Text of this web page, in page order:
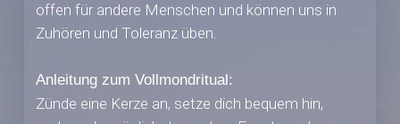
offen für andere Menschen und können uns in
Zuhören und Toleranz üben.
Anleitung zum Vollmondritual:
Zünde eine Kerze an, setze dich bequem hin,